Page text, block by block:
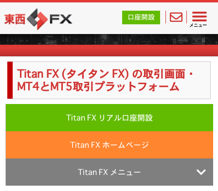
メニュー
東西FX｜海外FX会社（ブローカー）の無料口座開設サポ
口座開設
海外FX業者詳細
Titan FX (タイタン FX) の取引画面・
MT4とMT5取引プラットフォーム
Titan FX リアル口座開設
Titan FX ホームページ
Titan FX メニュー